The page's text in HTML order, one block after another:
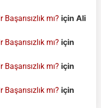
mı? için Ali
mı? için
mı? için
mı? için